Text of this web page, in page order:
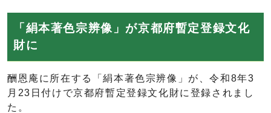
「絹本著色宗辨像」が京都府暫定登録文化
財に
酬恩庵に所在する「絹本著色宗辨像」が、令和8年3
月23日付けで京都府暫定登録文化財に登録されまし
た。